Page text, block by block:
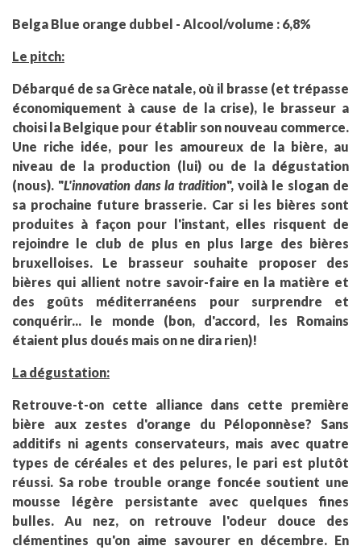
Belga Blue orange dubbel - Alcool/volume : 6,8%
Le pitch:
Débarqué de sa Grèce natale, où il brasse (et trépasse
économiquement à cause de la crise), le brasseur a
choisi la Belgique pour établir son nouveau commerce.
Une riche idée, pour les amoureux de la bière, au
niveau de la production (lui) ou de la dégustation
(nous). "L'innovation dans la tradition", voilà le slogan de
sa prochaine future brasserie. Car si les bières sont
produites à façon pour l'instant, elles risquent de
rejoindre le club de plus en plus large des bières
bruxelloises. Le brasseur souhaite proposer des
bières qui allient notre savoir-faire en la matière et
des goûts méditerranéens pour surprendre et
conquérir... le monde (bon, d'accord, les Romains
étaient plus doués mais on ne dira rien)!
La dégustation:
Retrouve-t-on cette alliance dans cette première
bière aux zestes d'orange du Péloponnèse? Sans
additifs ni agents conservateurs, mais avec quatre
types de céréales et des pelures, le pari est plutôt
réussi. Sa robe trouble orange foncée soutient une
mousse légère persistante avec quelques fines
bulles. Au nez, on retrouve l'odeur douce des
clémentines qu'on aime savourer en décembre. En